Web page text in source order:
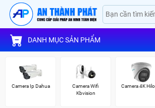
DANH MỤC SẢN PHẨM
Camera Ip Dahua
Camera Wifi
Kbvision
Camera 4K